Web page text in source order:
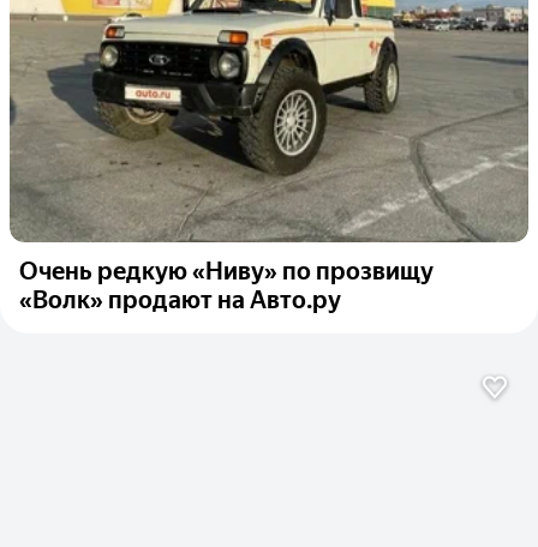
Очень редкую «Ниву» по прозвищу
«Волк» продают на Авто.ру